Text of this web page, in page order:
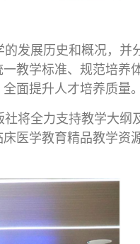
发展历史和概况，并
教学标准、规范培养
面提升人才培养质量。
将全力支持教学大纲
医学教育精品教学资